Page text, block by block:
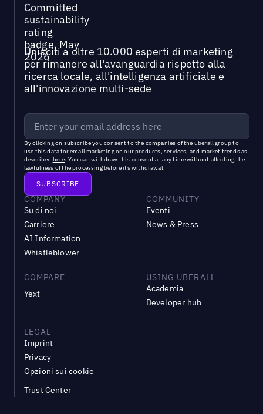
Unisciti a oltre 10.000 esperti di marketing
per rimanere all'avanguardia rispetto alla
ricerca locale, all'intelligenza artificiale e
all'innovazione multi-sede
By clicking on subscribe you consent to the companies of the uberall groupto
use this data for email marketing on our products, services, and market trends as
described here. You can withdraw this consent at any time without affecting the
lawfulness of the processing before its withdrawal.
COMPANY
Su di noi
Carriere
AI Information
Whistleblower
COMMUNITY
Eventi
News & Press
COMPARE
Yext
USING UBERALL
Academia
Developer hub
LEGAL
Imprint
Privacy
Opzioni sui cookie
Trust Center